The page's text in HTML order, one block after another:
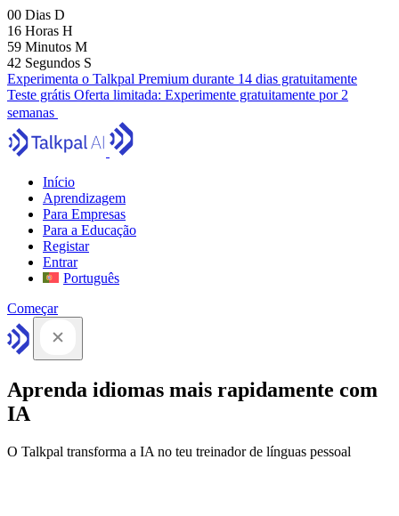
00 Dias D
16 Horas H
59 Minutos M
42 Segundos S
Experimenta o Talkpal Premium durante 14 dias gratuitamente
Teste grátis Oferta limitada: Experimente gratuitamente por 2
semanas
Início
Aprendizagem
Para Empresas
Para a Educação
Registar
Entrar
Português
Começar
Aprenda idiomas mais rapidamente com
IA
O Talkpal transforma a IA no teu treinador de línguas pessoal